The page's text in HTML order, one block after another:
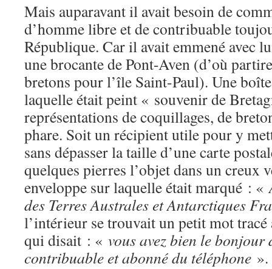
Mais auparavant il avait besoin de
d’homme libre et de contribuable
République. Car il avait emmené avec
une brocante de Pont-Aven (d’où
bretons pour l’île Saint-Paul). Une
laquelle était peint « souvenir de
représentations de coquillages, de
phare. Soit un récipient utile pour y
sans dépasser la taille d’une carte
quelques pierres l’objet dans un creux
enveloppe sur laquelle était marqué : «
des Terres Australes et Antarctiques
l’intérieur se trouvait un petit mot tracé
qui disait : « vous avez bien le bonjour
contribuable et abonné du téléphone